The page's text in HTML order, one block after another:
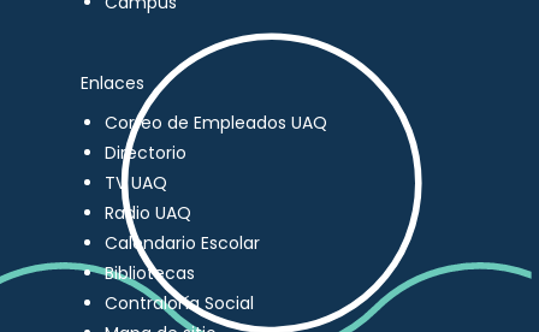
Enlaces
Correo de Empleados UAQ
Directorio
TV UAQ
Radio UAQ
Calendario Escolar
Bibliotecas
Contraloría Social